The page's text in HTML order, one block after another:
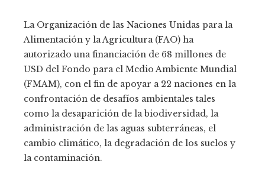
La Organización de las Naciones Unidas para la
Alimentación y la Agricultura (FAO) ha
autorizado una financiación de 68 millones de
USD del Fondo para el Medio Ambiente Mundial
(FMAM), con el fin de apoyar a 22 naciones en la
confrontación de desafíos ambientales tales
como la desaparición de la biodiversidad, la
administración de las aguas subterráneas, el
cambio climático, la degradación de los suelos y
la contaminación.